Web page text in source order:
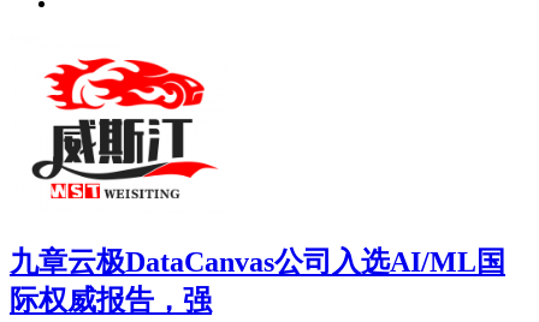
九章云极DataCanvas公司入选AI/ML国
际权威报告，强